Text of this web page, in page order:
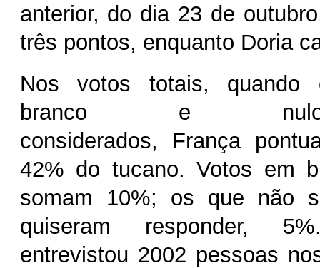
anterior, do dia 23 de
três pontos, enquanto Doria
Nos votos totais,
branco e
considerados, França
42% do tucano. Votos em
somam 10%; os que não
quiseram responder,
entrevistou 2002 pessoas